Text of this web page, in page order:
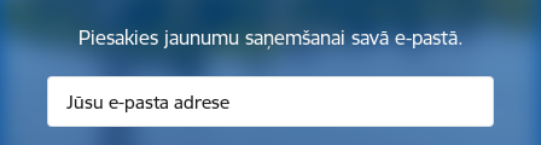
Piesakies jaunumu saņemšanai savā e-pastā.